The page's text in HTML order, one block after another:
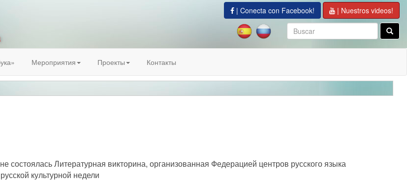
| Conecta con Facebook! | Nuestros videos!
Мероприятия Проекты Контакты
состоялась Литературная викторина, организованная Федерацией центров русского языка
культурной недели